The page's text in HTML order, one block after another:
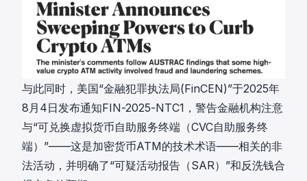
与此同时，美国“金融犯罪执法局(FinCEN)”于2025年
8月4日发布通知FIN-2025-NTC1，警告金融机构注意
与“可兑换虚拟货币自助服务终端（CVC自助服务终
端）”——这是加密货币ATM的技术术语——相关的非
法活动，并明确了“可疑活动报告（SAR）”和反洗钱合